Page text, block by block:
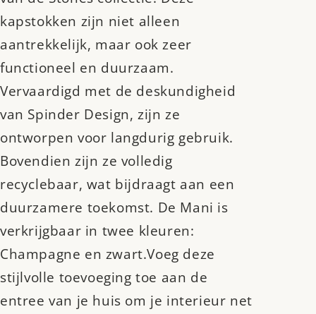
kapstokken zijn niet alleen
aantrekkelijk, maar ook zeer
functioneel en duurzaam.
Vervaardigd met de deskundigheid
van Spinder Design, zijn ze
ontworpen voor langdurig gebruik.
Bovendien zijn ze volledig
recyclebaar, wat bijdraagt aan een
duurzamere toekomst. De Mani is
verkrijgbaar in twee kleuren:
Champagne en zwart.Voeg deze
stijlvolle toevoeging toe aan de
entree van je huis om je interieur net